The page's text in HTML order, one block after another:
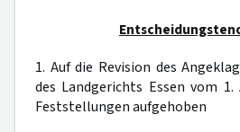
1. Auf die Revision des
des Landgerichts Essen vom
Feststellungen aufgehoben